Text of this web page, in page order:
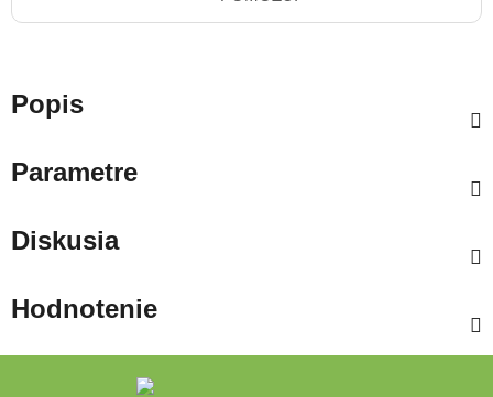
Popis
Parametre
Diskusia
Hodnotenie